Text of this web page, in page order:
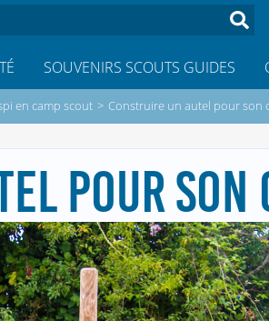
SOUVENIRS SCOUTS GUIDES
en camp scout > Construire un autel pour son
POUR SON